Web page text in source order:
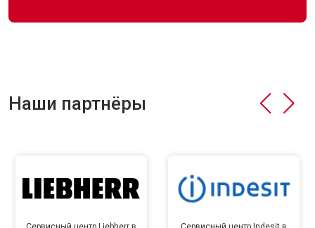
Наши партнёры